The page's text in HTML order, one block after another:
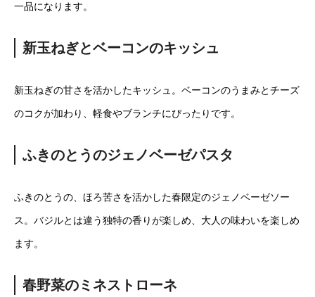
一品になります。
新玉ねぎとベーコンのキッシュ
新玉ねぎの甘さを活かしたキッシュ。ベーコンのうまみとチーズ
のコクが加わり、軽食やブランチにぴったりです。
ふきのとうのジェノベーゼパスタ
ふきのとうの、ほろ苦さを活かした春限定のジェノベーゼソー
ス。バジルとは違う独特の香りが楽しめ、大人の味わいを楽しめ
ます。
春野菜のミネストローネ